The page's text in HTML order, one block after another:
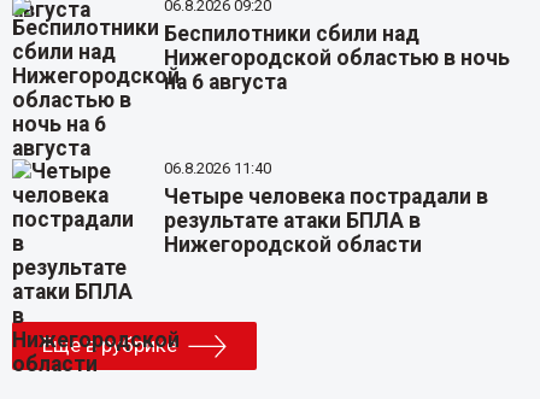
06.8.2026 09:20
Беспилотники сбили над
Нижегородской областью в ночь
на 6 августа
06.8.2026 11:40
Четыре человека пострадали в
результате атаки БПЛА в
Нижегородской области
Еще в рубрике